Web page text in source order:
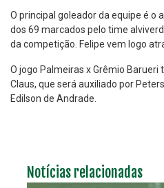
O principal goleador da equipe é o
dos 69 marcados pelo time
da competição. Felipe vem logo
O jogo Palmeiras x Grêmio Barueri
Claus, que será auxiliado por
Edilson de Andrade.
Notícias relacionadas